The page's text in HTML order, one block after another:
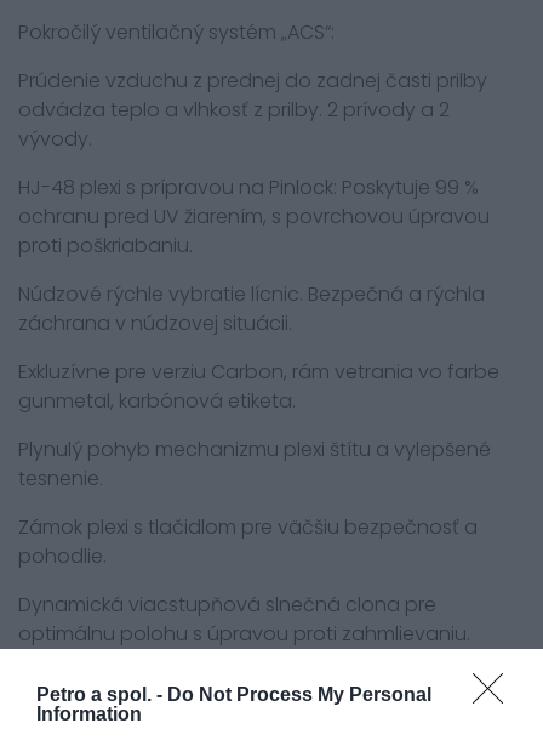
Petro a spol. - Do Not Process My Personal
Information
Pokročilý ventilačný systém „ACS“:
Prúdenie vzduchu z prednej do zadnej časti prilby
odvádza teplo a vlhkosť z prilby. 2 prívody a 2
vývody.
HJ-48 plexi s prípravou na Pinlock: Poskytuje 99 %
ochranu pred UV žiarením, s povrchovou úpravou
proti poškriabaniu.
Núdzové rýchle vybratie lícnic. Bezpečná a rýchla
záchrana v núdzovej situácii.
Exkluzívne pre verziu Carbon, rám vetrania vo farbe
gunmetal, karbónová etiketa.
Plynulý pohyb mechanizmu plexi štítu a vylepšené
tesnenie.
Zámok plexi s tlačidlom pre väčšiu bezpečnosť a
pohodlie.
Dynamická viacstupňová slnečná clona pre
optimálnu polohu s úpravou proti zahmlievaniu.
Vnútro s pokročilou antibakteriálnou tkaninou
poskytuje vylepšenú funkciu odvádzania vlhkosti a